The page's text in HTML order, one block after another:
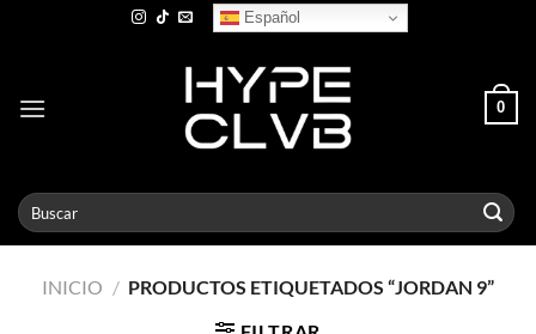
Español
0
Buscar
por:
INICIO / PRODUCTOS ETIQUETADOS “JORDAN 9”